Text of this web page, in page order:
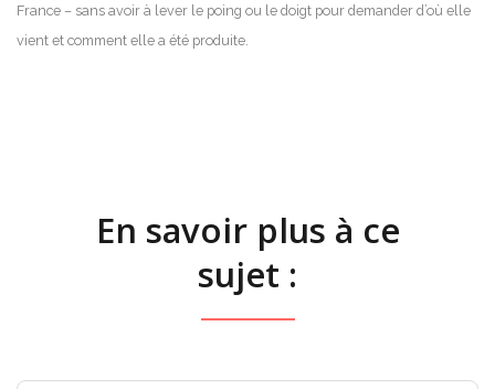
France – sans avoir à lever le poing ou le doigt pour demander d’où elle
vient et comment elle a été produite.
En savoir plus à ce
sujet :